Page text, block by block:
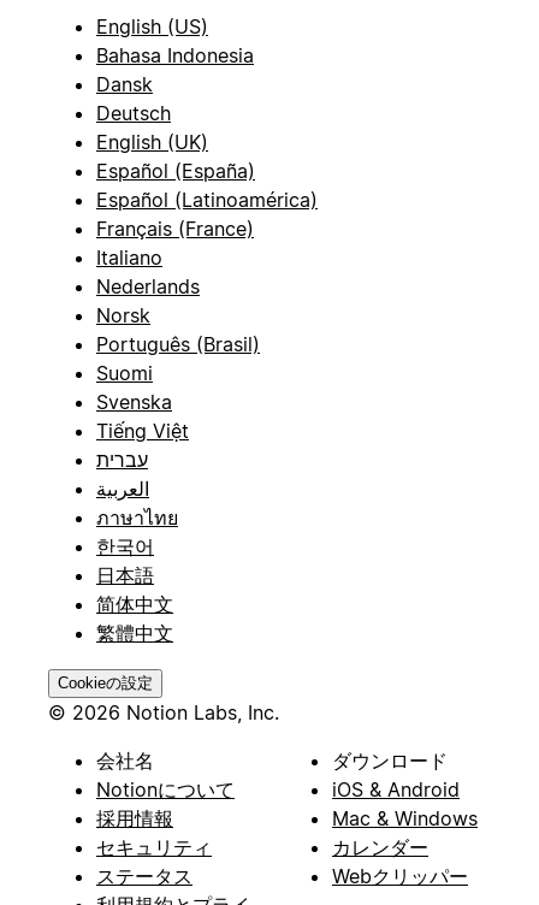
English (US)
Bahasa Indonesia
Dansk
Deutsch
English (UK)
Español (España)
Español (Latinoamérica)
Français (France)
Italiano
Nederlands
Norsk
Português (Brasil)
Suomi
Svenska
Tiếng Việt
עברית
العربية
ภาษาไทย
한국어
日本語
简体中文
繁體中文
Cookieの設定
© 2026 Notion Labs, Inc.
会社名
Notionについて
採用情報
セキュリティ
ステータス
ダウンロード
iOS & Android
Mac & Windows
カレンダー
Webクリッパー